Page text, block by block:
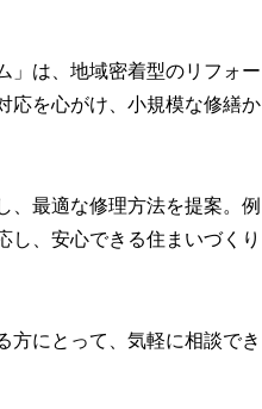
」は、地域密着型のリフォー
応を心がけ、小規模な修繕か
、最適な修理方法を提案。例
し、安心できる住まいづくり
方にとって、気軽に相談でき